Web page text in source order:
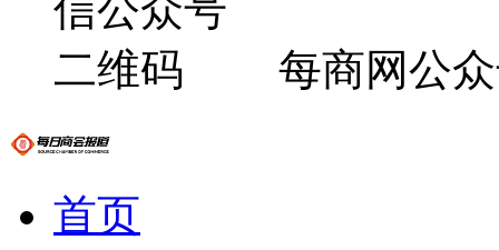
每商网公
首页